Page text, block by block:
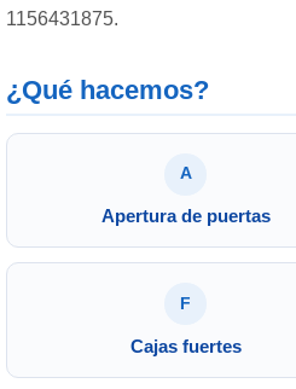
1156431875.
¿Qué hacemos?
A
Apertura de puertas
F
Cajas fuertes